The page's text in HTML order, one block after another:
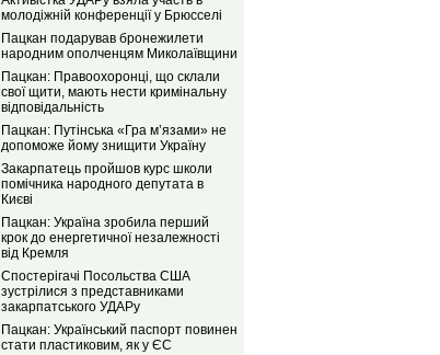
молодіжній конференції у Брюсселі
Пацкан подарував бронежилети
народним ополченцям Миколаївщини
Пацкан: Правоохоронці, що склали
свої щити, мають нести кримінальну
відповідальність
Пацкан: Путінська «Гра м’язами» не
допоможе йому знищити Україну
Закарпатець пройшов курс школи
помічника народного депутата в
Києві
Пацкан: Україна зробила перший
крок до енергетичної незалежності
від Кремля
Спостерігачі Посольства США
зустрілися з представниками
закарпатського УДАРу
Пацкан: Український паспорт повинен
стати пластиковим, як у ЄС